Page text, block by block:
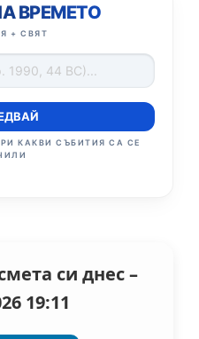
ВРЕМЕТО
+ СВЯТ
КАКВИ СЪБИТИЯ СА СЕ
си днес –
19:11